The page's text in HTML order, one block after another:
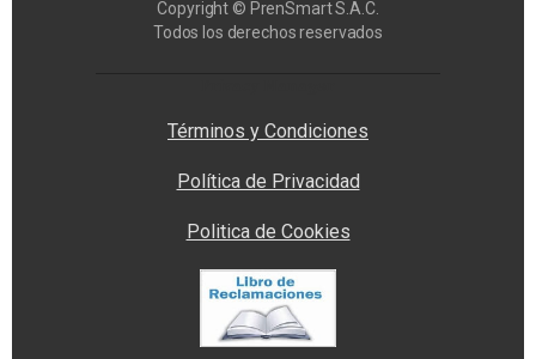
Copyright © PrenSmart S.A.C.
Todos los derechos reservados
Términos y Condiciones
Política de Privacidad
Politica de Cookies